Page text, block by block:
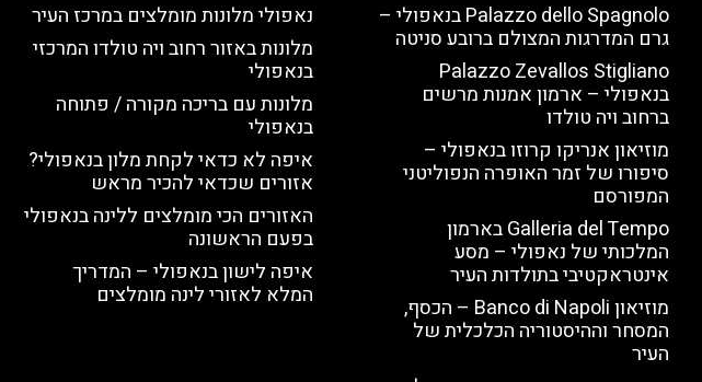
Palazzo dello Spagnolo בנאפולי –
גרם המדרגות המצולם ברובע סניטה
Palazzo Zevallos Stigliano
בנאפולי – ארמון אמנות מרשים
ברחוב ויה טולדו
מוזיאון אנריקו קרוזו בנאפולי –
סיפורו של זמר האופרה הנפוליטני
המפורסם
Galleria del Tempo בארמון
המלכותי של נאפולי – מסע
אינטראקטיבי בתולדות העיר
מוזיאון Banco di Napoli – הכסף,
המסחר וההיסטוריה הכלכלית של
העיר
נאפולי מלונות מומלצים במרכז העיר
מלונות באזור רחוב ויה טולדו המרכזי
בנאפולי
מלונות עם בריכה מקורה / פתוחה
בנאפולי
איפה לא כדאי לקחת מלון בנאפולי?
אזורים שכדאי להכיר מראש
האזורים הכי מומלצים ללינה בנאפולי
בפעם הראשונה
איפה לישון בנאפולי – המדריך
המלא לאזורי לינה מומלצים